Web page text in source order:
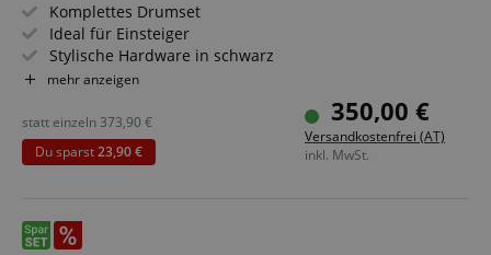
Komplettes Drumset
Ideal für Einsteiger
Stylische Hardware in schwarz
Inkl. Drumsticks 5B, detaillierte Aufbauanleitung und
PLUS Dämpferset
mehr anzeigen
350,00 €
Versandkostenfrei (AT)
inkl. MwSt.
statt einzeln 373,90 €
Du sparst23,90 €